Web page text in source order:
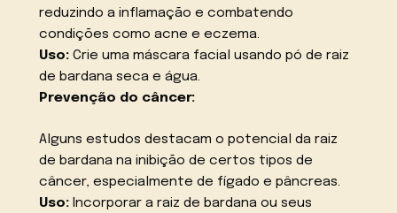
reduzindo a inflamação e combatendo
condições como acne e eczema.
Uso: Crie uma máscara facial usando pó de raiz
de bardana seca e água.
Prevenção do câncer:
Alguns estudos destacam o potencial da raiz
de bardana na inibição de certos tipos de
câncer, especialmente de fígado e pâncreas.
Uso: Incorporar a raiz de bardana ou seus